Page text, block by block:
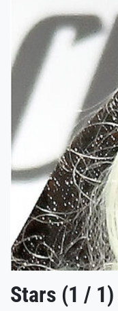
Stars (1 / 1)